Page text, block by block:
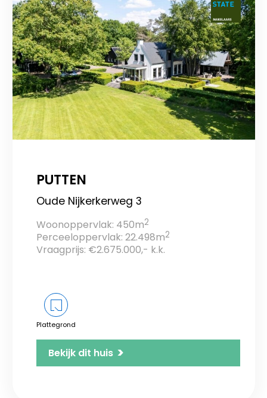
PUTTEN
Oude Nijkerkerweg 3
Woonoppervlak: 450m2
Perceeloppervlak: 22.498m2
Vraagprijs: €2.675.000,- k.k.
Plattegrond
Bekijk dit huis >